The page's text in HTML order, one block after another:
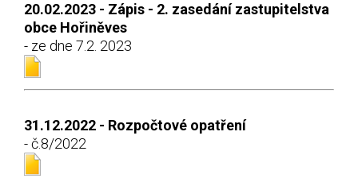
20.02.2023 - Zápis - 2. zasedání zastupitelstva
obce Hořiněves
- ze dne 7.2. 2023
31.12.2022 - Rozpočtové opatření
- č.8/2022